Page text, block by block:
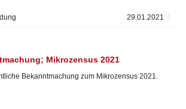
29.01.2021
Mikrozensus 2021
Bekanntmachung zum Mikrozensus 2021.